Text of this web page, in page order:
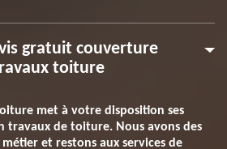
gratuit couverture
toiture
met à votre disposition ses
travaux de toiture. Nous avons des
et restons aux services de